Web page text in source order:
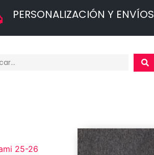
PERSONALIZACIÓN Y ENVÍOS
25-26